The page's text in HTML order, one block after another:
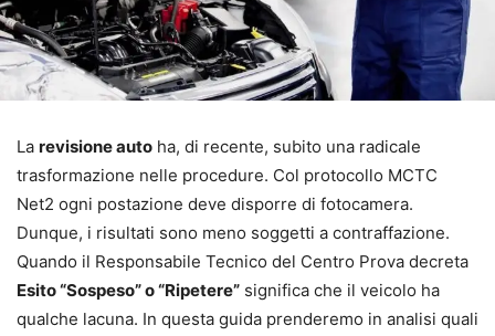
La revisione auto ha, di recente, subito una radicale
trasformazione nelle procedure. Col protocollo MCTC
Net2 ogni postazione deve disporre di fotocamera.
Dunque, i risultati sono meno soggetti a contraffazione.
Quando il Responsabile Tecnico del Centro Prova decreta
Esito “Sospeso” o “Ripetere” significa che il veicolo ha
qualche lacuna. In questa guida prenderemo in analisi quali